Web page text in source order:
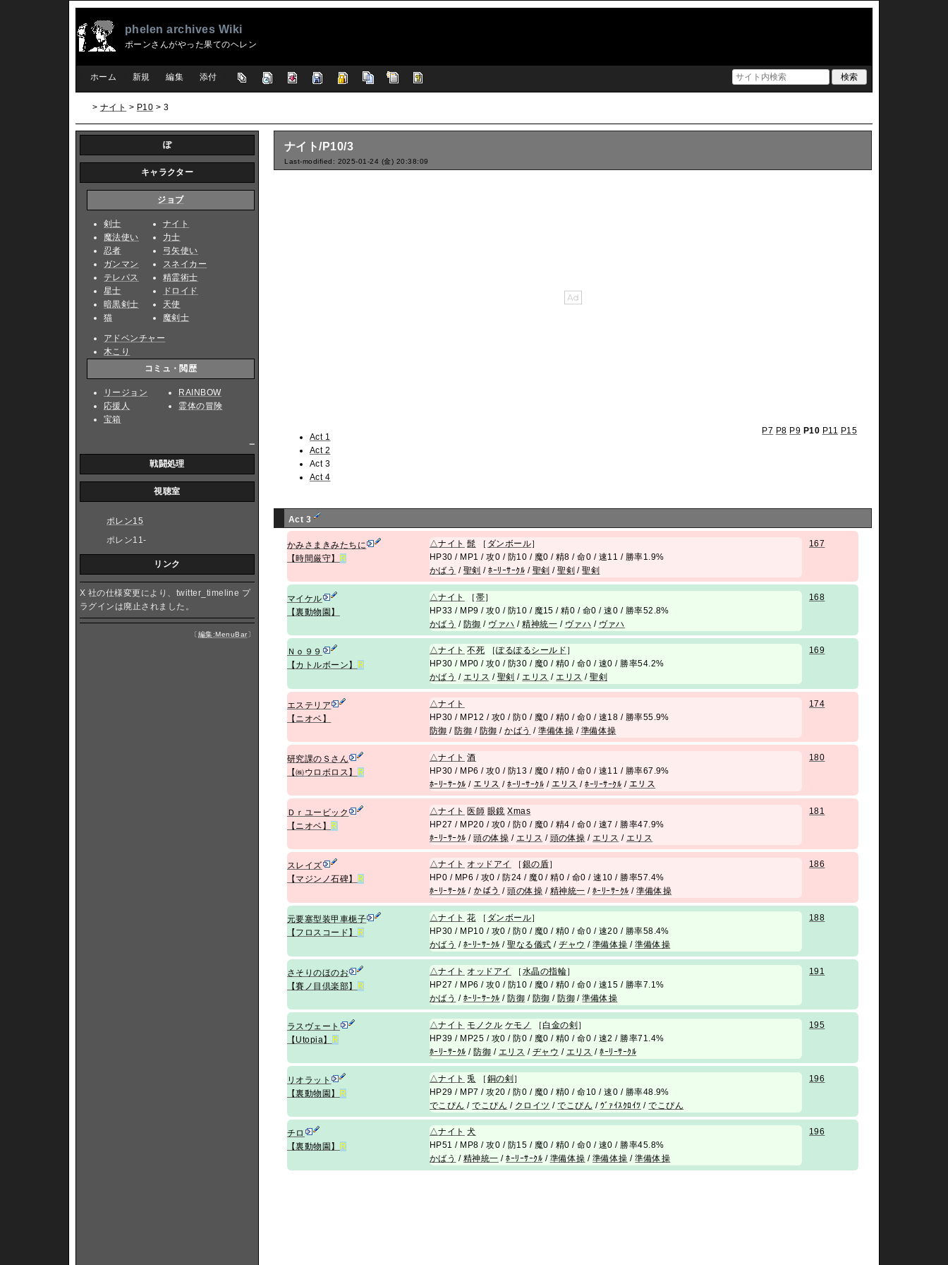
phelen archives Wiki
ポーンさんがやった果てのヘレン
ホーム 新規 編集 添付
> ナイト > P10 > 3
ナイト/P10/3
Last-modified: 2025-01-24 (金) 20:38:09
Act 1
Act 2
Act 3
Act 4
P7 P8 P9 P10 P11 P15
Act 3
かみさまきみたちに
【時間厳守】 R
△ナイト 髭 ［ ダンボール］
HP30 / MP1 / 攻0 / 防10 / 魔0 / 精8 / 命0 / 速11 / 勝率1.9%
かばう / 聖剣 /ﾎｰﾘｰｻｰｸﾙ / 聖剣 /聖剣 /聖剣
167
マイケル
【裏動物園】
△ナイト ［ 帯］
HP33 / MP9 / 攻0 / 防10 / 魔15 / 精0 / 命0 / 速0 / 勝率52.8%
かばう / 防御 / ヴァハ /精神統一 / ヴァハ / ヴァハ
168
Ｎｏ９９
【カトルボーン】
R
△ナイト 不死 ［ぽるぽるシールド ］
HP30 / MP0 / 攻0 / 防30 / 魔0 / 精0 / 命0 / 速0 / 勝率54.2%
かばう / エリス / 聖剣 /エリス /エリス /聖剣
169
エステリア
【ニオベ】
△ナイト
HP30 / MP12 / 攻0 / 防0 / 魔0 / 精0 / 命0 / 速18 / 勝率55.9%
防御 / 防御 / 防御 /かばう /準備体操 / 準備体操
174
研究課のＳさん
【㈱ウロボロス】 R
△ナイト 酒
HP30 / MP6 / 攻0 / 防13 / 魔0 / 精0 / 命0 / 速11 / 勝率67.9%
ﾎｰﾘｰｻｰｸﾙ / エリス /ﾎｰﾘｰｻｰｸﾙ / エリス /ﾎｰﾘｰｻｰｸﾙ / エリス
180
Ｄｒユービック
【ニオベ】 R
△ナイト 医師 眼鏡 Xmas
HP27 / MP20 / 攻0 / 防0 / 魔0 / 精4 / 命0 / 速7 / 勝率47.9%
ﾎｰﾘｰｻｰｸﾙ /頭の体操 / エリス / 頭の体操 / エリス / エリス
181
スレイズ
【マジンノ石碑】
R
△ナイト オッドアイ ［ 銀の盾］
HP0 / MP6 / 攻0 / 防24 / 魔0 / 精0 / 命0 / 速10 / 勝率57.4%
ﾎｰﾘｰｻｰｸﾙ / かばう /頭の体操 / 精神統一 / ﾎｰﾘｰｻｰｸﾙ /準備体操
186
元要塞型装甲車梔子
【フロスコード】
R
△ナイト 花 ［ ダンボール］
HP30 / MP10 / 攻0 / 防0 / 魔0 / 精0 / 命0 / 速20 / 勝率58.4%
かばう / ﾎｰﾘｰｻｰｸﾙ /聖なる儀式 /ヂャウ / 準備体操 /準備体操
188
さそりのほのお
【賽ノ目倶楽部】
R
△ナイト オッドアイ ［ 水晶の指輪］
HP27 / MP6 / 攻0 / 防10 / 魔0 / 精0 / 命0 / 速15 / 勝率7.1%
かばう / ﾎｰﾘｰｻｰｸﾙ / 防御 / 防御 / 防御 /準備体操
191
ラスヴェート
【Utopia】 R
△ナイト モノクル ケモノ ［白金の剣 ］
HP39 / MP25 / 攻0 / 防0 / 魔0 / 精0 / 命0 / 速2 / 勝率71.4%
ﾎｰﾘｰｻｰｸﾙ /防御 / エリス / ヂャウ / エリス /ﾎｰﾘｰｻｰｸﾙ
195
リオラット
【裏動物園】 R
△ナイト 兎 ［ 銅の剣 ］
HP29 / MP7 / 攻20 / 防0 / 魔0 / 精0 / 命10 / 速0 / 勝率48.9%
でこぴん /でこぴん / クロイツ /でこぴん / ｳﾞｧｲｽｸﾛｲﾂ /でこぴん
196
チロ
【裏動物園】
R
△ナイト 犬
HP51 / MP8 / 攻0 / 防15 / 魔0 / 精0 / 命0 / 速0 / 勝率45.8%
かばう / 精神統一 /ﾎｰﾘｰｻｰｸﾙ / 準備体操 / 準備体操 /準備体操
196
ぽ
キャラクター
ジョブ
剣士
魔法使い
忍者
ガンマン
テレパス
星士
暗黒剣士
猫
ナイト
力士
弓矢使い
スネイカー
精霊術士
ドロイド
天使
魔剣士
アドベンチャー
木こり
コミュ・閲歴
リージョン
応援人
宝箱
RAINBOW
霊体の冒険
戦闘処理
視聴室
ポレン15
ポレン11-
リンク
X 社の仕様変更により、twitter_timeline プ
ラグインは廃止されました。
〔編集:MenuBar〕